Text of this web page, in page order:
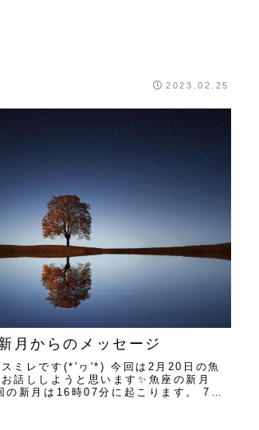
2023.02.25
月からのメッセージ
スミレです(*'ヮ'*) 今回は2月20日の魚
話ししようと思います✨魚座の新月
の新月は16時07分に起こります。 7ハ